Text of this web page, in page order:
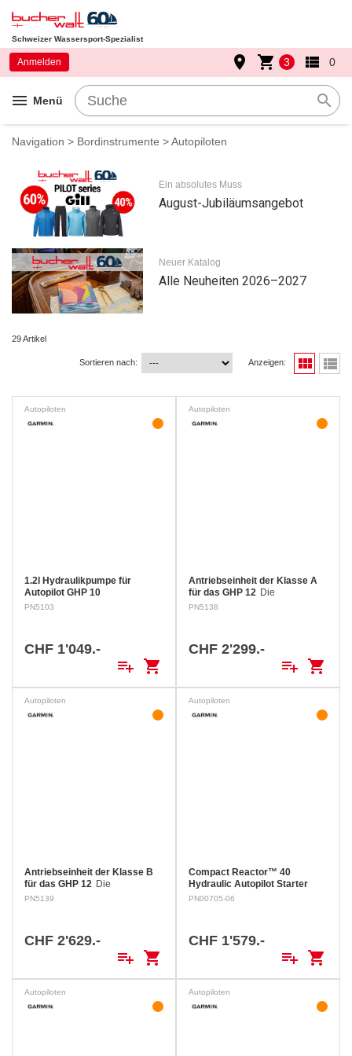
Schweizer Wassersport-Spezialist
menu Menü search
Anmelden place shopping_cart 3 view_list 0
Navigation > Bordinstrumente > Autopiloten
Ein absolutes Muss
August-Jubiläumsangebot
Neuer Katalog
Alle Neuheiten 2026–2027
29 Artikel
Sortieren nach: Anzeigen: view_module view_list
Autopiloten
1.2l Hydraulikpumpe für
Autopilot GHP 10
PN5103
CHF 1'049.-
playlist_add shopping_cart
Autopiloten
Antriebseinheit der Klasse A
für das GHP 12 Die
Antriebseinheit der Klasse A
Segelboots. Das Gerät wurde
PN5138
CHF 2'299.-
playlist_add shopping_cart
Autopiloten
Antriebseinheit der Klasse B
für das GHP 12 Die
Antriebseinheit der Klasse B
Segelboots. Das Gerät wurde
PN5139
CHF 2'629.-
playlist_add shopping_cart
Autopiloten
Compact Reactor™ 40
Hydraulic Autopilot Starter
Pack
PN00705-06
CHF 1'579.-
playlist_add shopping_cart
Autopiloten Autopiloten